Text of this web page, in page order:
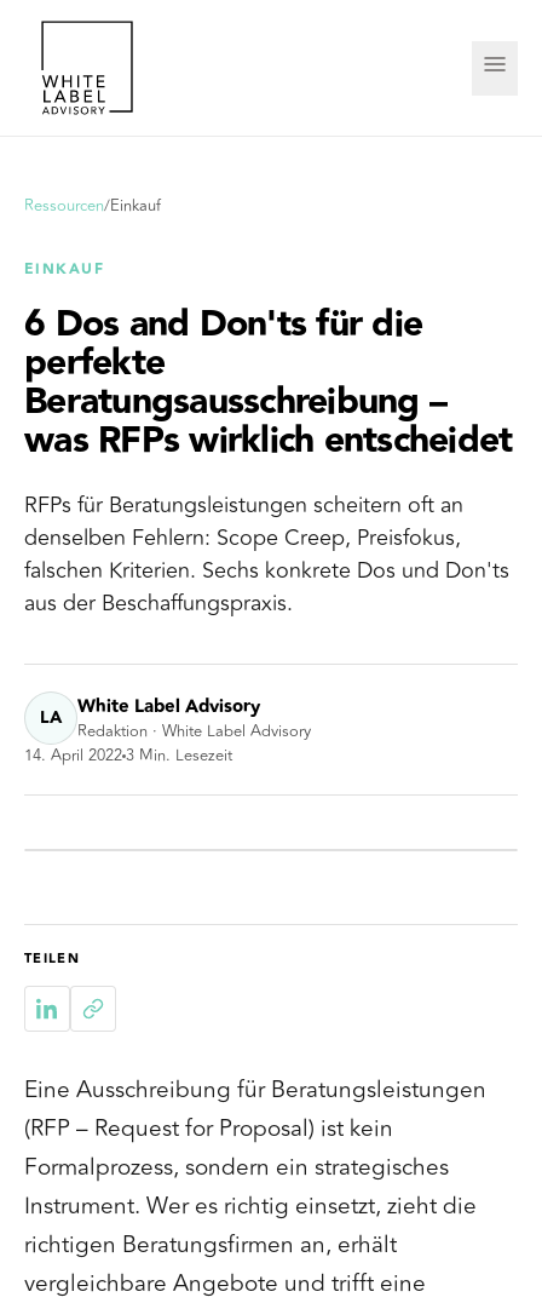
Ressourcen/Einkauf
EINKAUF
6 Dos and Don'ts für die
perfekte
Beratungsausschreibung –
was RFPs wirklich entscheidet
RFPs für Beratungsleistungen scheitern oft an
denselben Fehlern: Scope Creep, Preisfokus,
falschen Kriterien. Sechs konkrete Dos und Don'ts
aus der Beschaffungspraxis.
LA White Label Advisory
Redaktion · White Label Advisory
14. April 20223 Min. Lesezeit
TEILEN
Eine Ausschreibung für Beratungsleistungen
(RFP – Request for Proposal) ist kein
Formalprozess, sondern ein strategisches
Instrument. Wer es richtig einsetzt, zieht die
richtigen Beratungsfirmen an, erhält
vergleichbare Angebote und trifft eine